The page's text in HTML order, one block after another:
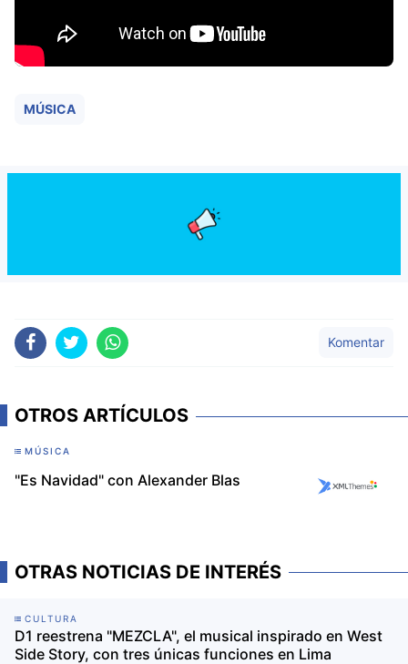
MÚSICA
Komentar
OTROS ARTÍCULOS
MÚSICA
"Es Navidad" con Alexander Blas
OTRAS NOTICIAS DE INTERÉS
CULTURA
D1 reestrena "MEZCLA", el musical inspirado en West
Side Story, con tres únicas funciones en Lima